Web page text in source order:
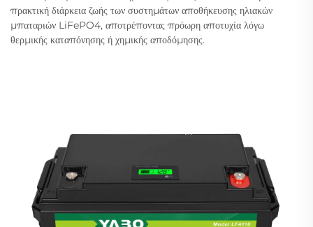
πρακτική διάρκεια ζωής των συστημάτων αποθήκευσης ηλιακών
μπαταριών LiFePO4, αποτρέποντας πρόωρη αποτυχία λόγω
θερμικής καταπόνησης ή χημικής αποδόμησης.